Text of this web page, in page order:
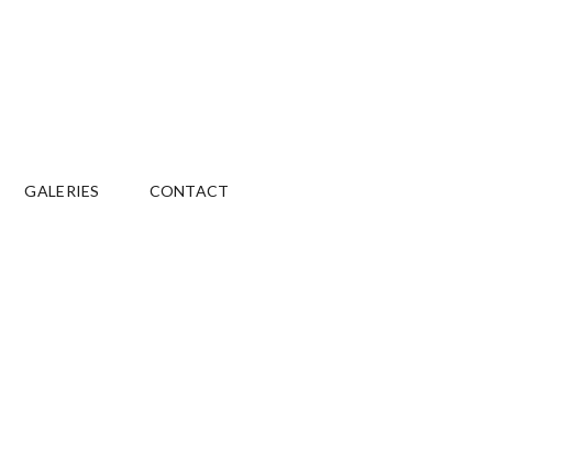
GALERIES CONTACT